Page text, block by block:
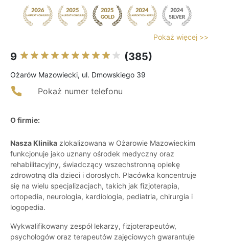
Pokaż więcej >>
9 (385)
Ożarów Mazowiecki, ul. Dmowskiego 39
Pokaż numer telefonu
O firmie:
Nasza Klinika zlokalizowana w Ożarowie Mazowieckim
funkcjonuje jako uznany ośrodek medyczny oraz
rehabilitacyjny, świadczący wszechstronną opiekę
zdrowotną dla dzieci i dorosłych. Placówka koncentruje
się na wielu specjalizacjach, takich jak fizjoterapia,
ortopedia, neurologia, kardiologia, pediatria, chirurgia i
logopedia.
Wykwalifikowany zespół lekarzy, fizjoterapeutów,
psychologów oraz terapeutów zajęciowych gwarantuje